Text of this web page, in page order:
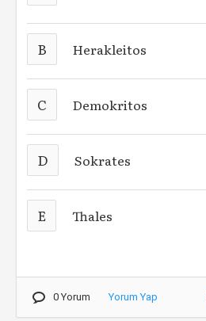
B Herakleitos
C Demokritos
D Sokrates
E Thales
0 Yorum Yorum Yap